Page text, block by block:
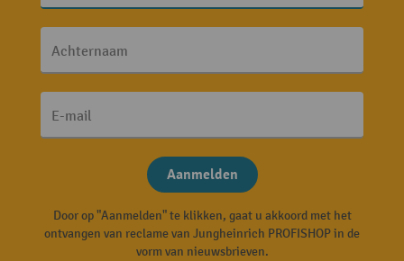
Achternaam
E-mail
Aanmelden
Door op "Aanmelden" te klikken, gaat u akkoord met het
ontvangen van reclame van Jungheinrich PROFISHOP in de
vorm van nieuwsbrieven.